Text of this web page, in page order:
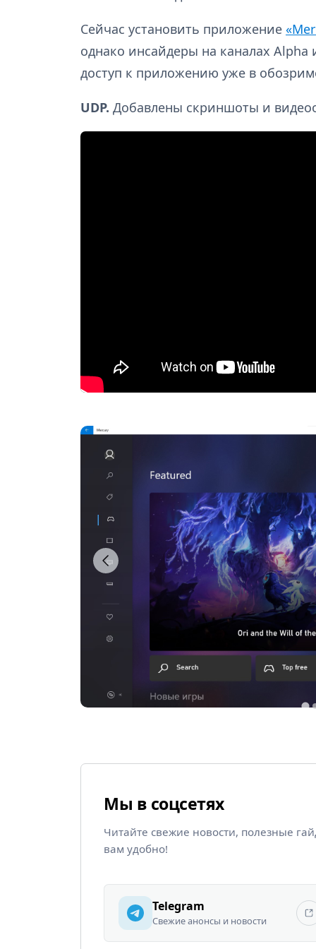
Сейчас установить приложение
однако инсайдеры на каналах Alpha
доступ к приложению уже в
UDP. Добавлены скриншоты и
Мы в соцсетях
Читайте свежие новости, полезные
вам удобно!
Telegram
Свежие анонсы и новости